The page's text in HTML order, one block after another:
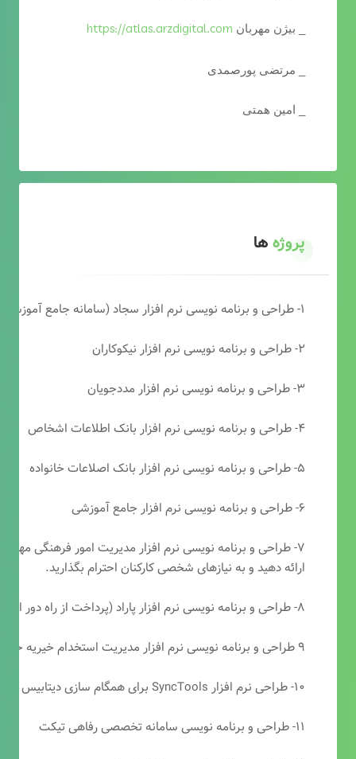
_ بیژن مهربان https://atlas.arzdigital.com
_ مرتضی پورصمدی
_ امین همتی
پروژهها
۱- طراحی و برنامه نویسی نرم افزار سجاد (سامانه جامع آموزشی دارالقرآن)
۲- طراحی و برنامه نویسی نرم افزار نیکوکاران
۳- طراحی و برنامه نویسی نرم افزار مددجویان
۴- طراحی و برنامه نویسی نرم افزار بانک اطلاعات اشخاص
۵- طراحی و برنامه نویسی نرم افزار بانک اصلاعات خانواده
۶- طراحی و برنامه نویسی نرم افزار جامع آموزشی
۷- طراحی و برنامه نویسی نرم افزار مدیریت امور فرهنگی
ارائه دهید و به نیازهای شخصی کارکنان احترام بگذارید.
۸- طراحی و برنامه نویسی نرم افزار پاراد (پرداخت از راه دور انجمن مددکاری امام زمان(عج))
۹ طراحی و برنامه نویسی نرم افزار مدیریت استخدام خیریه حضرت ابوالفضل (ع)
۱۰- طراحی نرم افزار SyncTools برای همگام سازی دیتابیس های SQL Server
۱۱- طراحی و برنامه نویسی سامانه تخصصی رفاهی تیکت